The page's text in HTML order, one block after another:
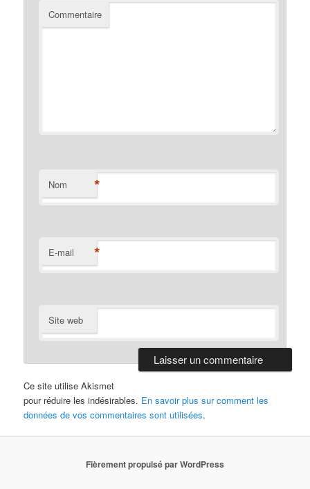
Commentaire
Nom *
E-mail *
Site web
Ce site utilise Akismet
pour réduire les indésirables. En savoir plus sur comment les
données de vos commentaires sont utilisées.
Fièrement propulsé par WordPress